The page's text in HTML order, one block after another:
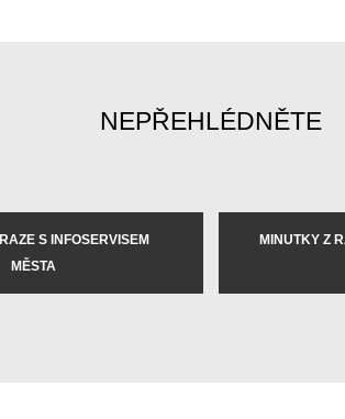
NEPŘEHLÉDNĚTE
S INFOSERVISEM
MĚSTA
MINUTKY Z